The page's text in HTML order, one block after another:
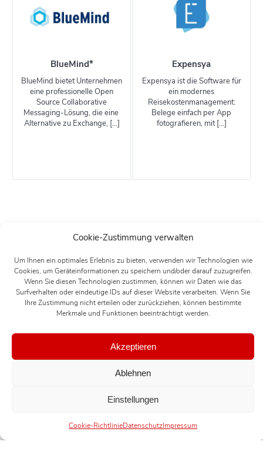
Cookie-Zustimmung verwalten
Um Ihnen ein optimales Erlebnis zu bieten, verwenden wir Technologien wie
Cookies, um Geräteinformationen zu speichern und/oder darauf zuzugreifen.
Wenn Sie diesen Technologien zustimmen, können wir Daten wie das
Surfverhalten oder eindeutige IDs auf dieser Website verarbeiten. Wenn Sie
Ihre Zustimmung nicht erteilen oder zurückziehen, können bestimmte
Merkmale und Funktionen beeinträchtigt werden.
Akzeptieren
Ablehnen
Einstellungen
Cookie-RichtlinieDatenschutzImpressum
BlueMind*
BlueMind bietet Unternehmen
eine professionelle Open
Source Collaborative
Messaging-Lösung, die eine
Alternative zu Exchange, […]
Expensya
Expensya ist die Software für
ein modernes
Reisekostenmanagement:
Belege einfach per App
fotografieren, mit […]